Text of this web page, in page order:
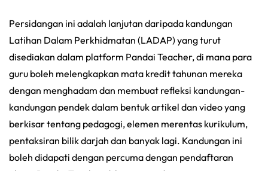
Persidangan ini adalah lanjutan daripada kandungan
Latihan Dalam Perkhidmatan (LADAP) yang turut
disediakan dalam platform Pandai Teacher, di mana para
guru boleh melengkapkan mata kredit tahunan mereka
dengan menghadam dan membuat refleksi kandungan-
kandungan pendek dalam bentuk artikel dan video yang
berkisar tentang pedagogi, elemen merentas kurikulum,
pentaksiran bilik darjah dan banyak lagi. Kandungan ini
boleh didapati dengan percuma dengan pendaftaran